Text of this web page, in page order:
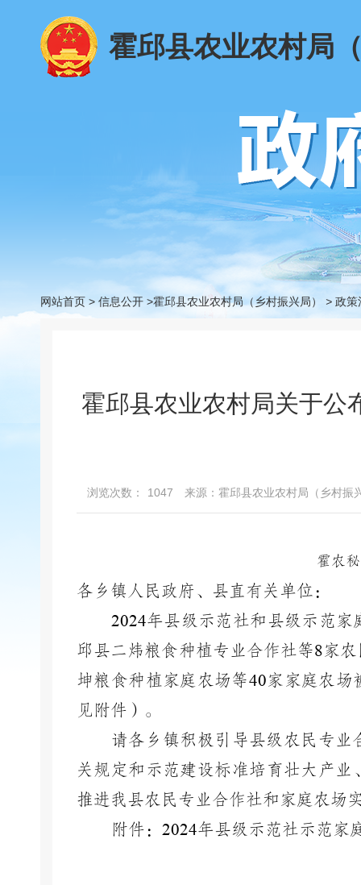
霍邱县农业农村局
网站首页 > 信息公开 >霍邱县农业农村局（乡村振兴局） > 政策
霍邱县农业农村局关于公
浏览次数： 1047 来源：霍邱县农业农村局（乡村振
霍农
各乡镇人民政府 、 县直有关单位：
2024年县级示范社和县级示范
邱县二炜粮食种植专业合作社等8家
坤粮食种植家庭农场等40家家庭农场
见附件）。
请各乡镇积极引导县级农民专
关规定和示范建设标准培育壮大产
推进我县农民专业合作社和家庭农场
附件： 2024年县级示范社示范家